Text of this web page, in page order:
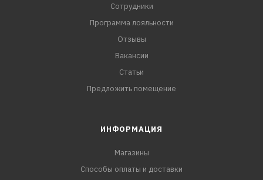
Сотрудники
Программа лояльности
Отзывы
Вакансии
Статьи
Предложить помещение
ИНФОРМАЦИЯ
Магазины
Способы оплаты и доставки